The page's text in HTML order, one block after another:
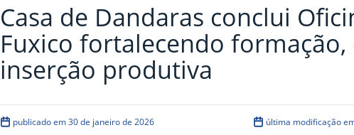
Casa de Dandaras conclui
Fuxico fortalecendo formação,
inserção produtiva
publicado em 30 de janeiro de 2026 última modificação